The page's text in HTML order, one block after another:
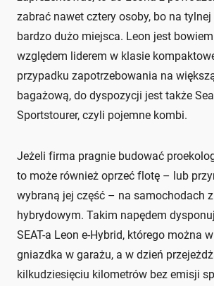
zabrać nawet cztery osoby, bo na
bardzo dużo miejsca. Leon jest
względem liderem w klasie
przypadku zapotrzebowania na
bagażową, do dyspozycji jest także
Sportstourer, czyli pojemne kombi.
Jeżeli firma pragnie budować
to może również oprzeć flotę – lub
wybraną jej część – na samochodach
hybrydowym. Takim napędem
SEAT-a Leon e-Hybrid, którego można
gniazdka w garażu, a w dzień
kilkudziesięciu kilometrów bez emisji